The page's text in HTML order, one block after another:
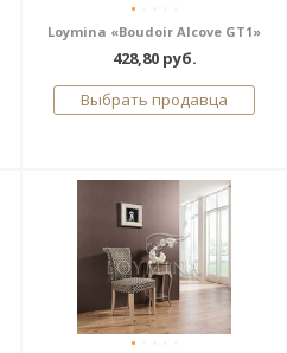
Loymina «Boudoir Alcove GT1»
428,80 руб.
Выбрать продавца